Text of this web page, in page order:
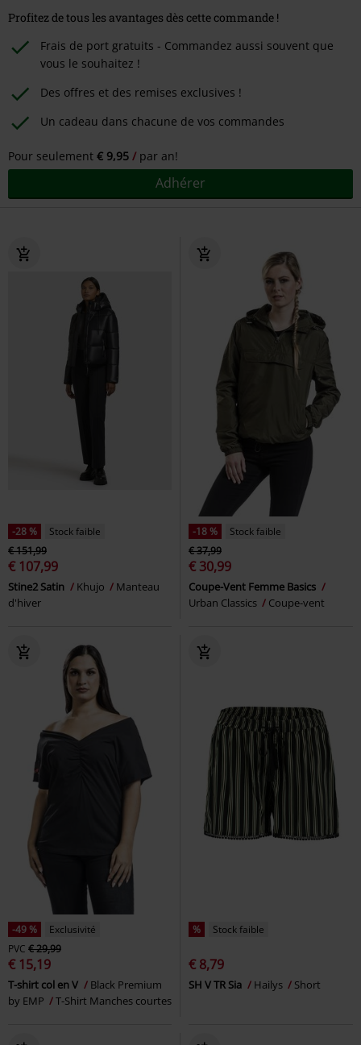
Profitez de tous les avantages dès cette commande !
Frais de port gratuits - Commandez aussi souvent que
vous le souhaitez !
Des offres et des remises exclusives !
Un cadeau dans chacune de vos commandes
Pour seulement € 9,95 par an!
Adhérer
-28 %
Stock faible
€ 151,99
€ 107,99
Stine2 Satin Khujo
Manteau
d'hiver
-18 %
Stock faible
€ 37,99
€ 30,99
Coupe-Vent Femme Basics
Urban Classics
Coupe-vent
-49 %
Exclusivité
PVC € 29,99
€ 15,19
T-shirt col en V
Black Premium
by EMP
T-Shirt Manches courtes
% Stock faible
€ 8,79
SH V TR Sia Hailys Short